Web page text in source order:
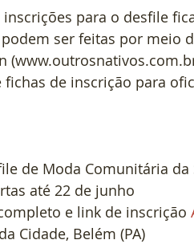
inscrições para o desfile
podem ser feitas por
fichas de inscrição para
de Moda Comunitária da
até 22 de junho
e link de inscrição
Cidade, Belém (PA)